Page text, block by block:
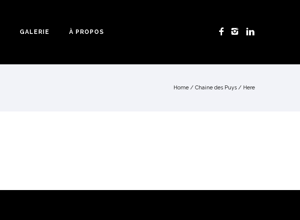
GALERIE À PROPOS
Home / Chaine des Puys / Here